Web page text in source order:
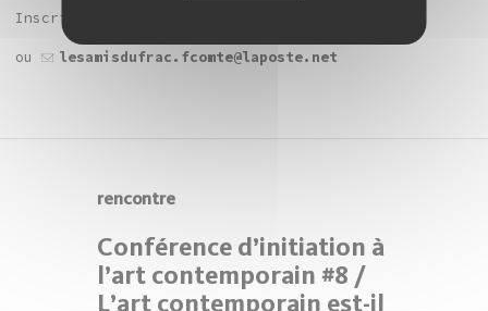
Inscriptions au 03 81 87 87 00
ou lesamisdufrac.fcomte@laposte.net
rencontre
Conférence d’initiation à
l’art contemporain #8 /
L’art contemporain est-il